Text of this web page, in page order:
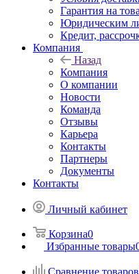
Гарантия на
Юридическим
Кредит,
Компания
Назад
Компания
О компании
Новости
Команда
Отзывы
Карьера
Контакты
Партнеры
Документы
Контакты
Личный кабинет
Корзина0
Избранные товары
Сравнение товаров